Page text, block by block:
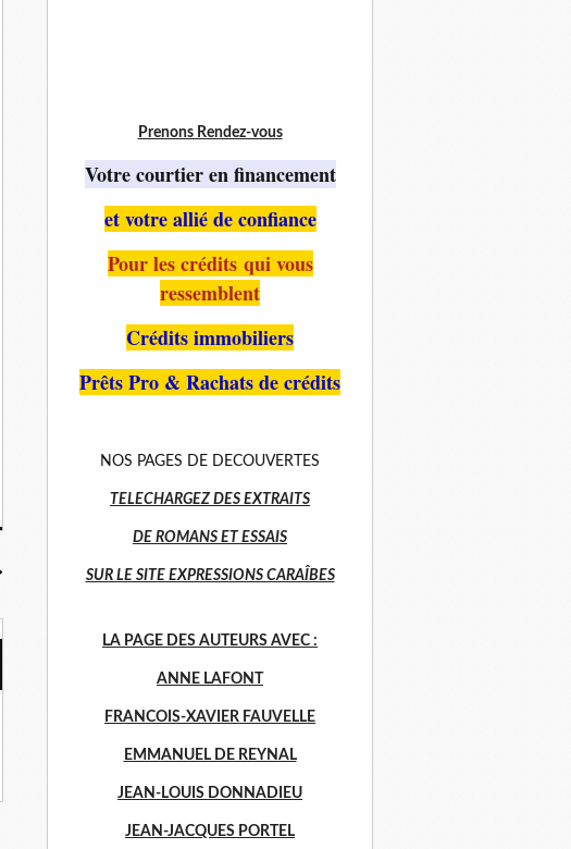
Prenons Rendez-vous
Votre courtier en financement
et votre allié de confiance
Pour les crédits qui vous
ressemblent
Crédits immobiliers
Prêts Pro & Rachats de crédits
NOS PAGES DE DECOUVERTES
TELECHARGEZ DES EXTRAITS
DE ROMANS ET ESSAIS
SUR LE SITE EXPRESSIONS CARAÎBES
LA PAGE DES AUTEURS AVEC :
ANNE LAFONT
FRANCOIS-XAVIER FAUVELLE
EMMANUEL DE REYNAL
JEAN-LOUIS DONNADIEU
JEAN-JACQUES PORTEL